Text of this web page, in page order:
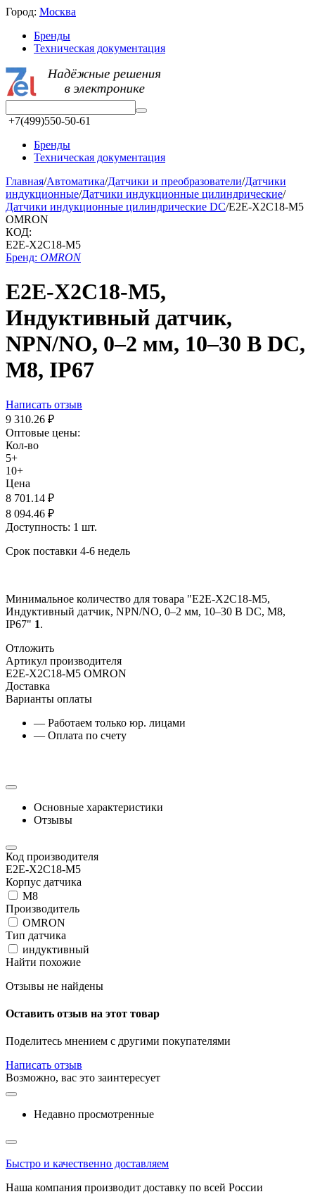
Город: Москва
Бренды
Техническая документация
+7(499)550-50-61
Бренды
Техническая документация
Главная/Автоматика/Датчики и преобразователи/Датчики
индукционные/Датчики индукционные цилиндрические/
Датчики индукционные цилиндрические DC/E2E-X2C18-M5
OMRON
КОД:
E2E-X2C18-M5
Бренд: OMRON
E2E-X2C18-M5,
Индуктивный датчик,
NPN/NO, 0–2 мм, 10–30 В DC,
М8, IP67
Написать отзыв
9 310.26 ₽
Оптовые цены:
Кол-во
5+
10+
Цена
8 701.14 ₽
8 094.46 ₽
Доступность: 1 шт.
Срок поставки 4-6 недель
Минимальное количество для товара "E2E-X2C18-M5,
Индуктивный датчик, NPN/NO, 0–2 мм, 10–30 В DC, М8,
IP67" 1.
Отложить
Артикул производителя
E2E-X2C18-M5 OMRON
Доставка
Варианты оплаты
— Работаем только юр. лицами
— Оплата по счету
Основные характеристики
Отзывы
Код производителя
E2E-X2C18-M5
Корпус датчика
М8
Производитель
OMRON
Тип датчика
индуктивный
Найти похожие
Отзывы не найдены
Оставить отзыв на этот товар
Поделитесь мнением с другими покупателями
Написать отзыв
Возможно, вас это заинтересует
Недавно просмотренные
Быстро и качественно доставляем
Наша компания производит доставку по всей России